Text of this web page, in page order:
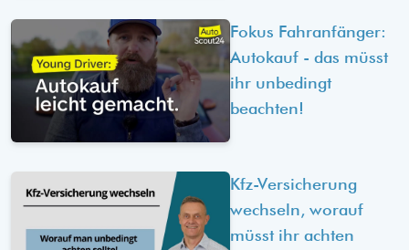
Fokus Fahranfänger:
Autokauf - das müsst
ihr unbedingt
beachten!
Kfz-Versicherung
wechseln, worauf
müsst ihr achten